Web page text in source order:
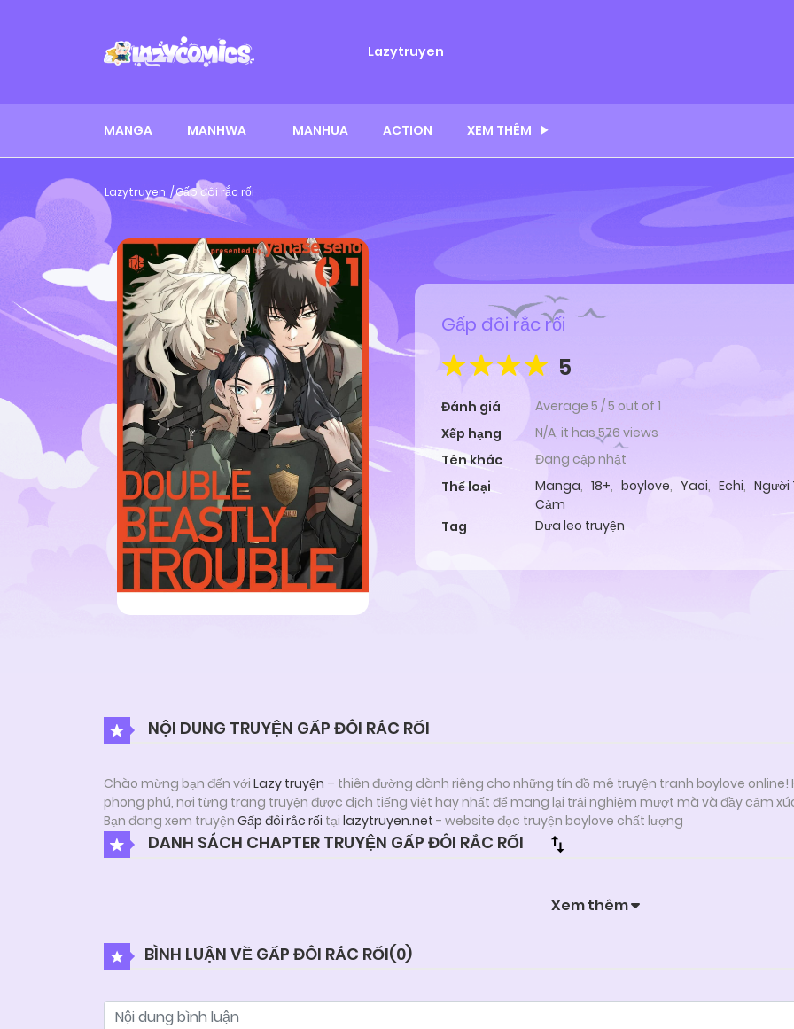
Lazytruyen
MANGA MANHWA MANHUA ACTION XEM THÊM
Lazytruyen Gấp đôi rắc rối
Gấp đôi rắc rối
5
Đánh giá Average 5 /5 out of 1
Xếp hạng
N/A, it has 576 views
Tên khác
Đang cập nhật
Thể loại
Manga, 18+, boylove, Yaoi, Echi, Người
Cảm
Tag
Dưa leo truyện
NỘI DUNG TRUYỆN GẤP ĐÔI RẮC RỐI
Chào mừng bạn đến với Lazy truyện – thiên đường dành riêng cho những tín đồ mê truyện tranh boylove
phong phú, nơi từng trang truyện được dịch tiếng việt hay nhất để mang lại trải nghiệm mượt mà và đầy cảm
Bạn đang xem truyện Gấp đôi rắc rối tại lazytruyen.net - website đọc truyện boylove chất lượng
DANH SÁCH CHAPTER TRUYỆN GẤP ĐÔI RẮC RỐI
Xem thêm
BÌNH LUẬN VỀ GẤP ĐÔI RẮC RỐI(0)